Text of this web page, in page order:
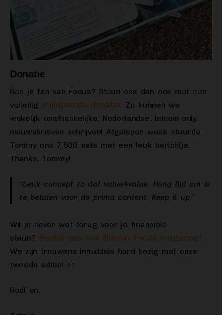
Donatie
Ben je fan van Focus? Steun ons dan ook met een
volledig vrijblijvende donatie. Zo kunnen we
wekelijk onafhankelijke, Nederlandse, bitcoin-only
nieuwsbrieven schrijven! Afgelopen week stuurde
Tommy ons 7.500 sats met een leuk berichtje.
Thanks, Tommy!
“Leuk concept zo dat value4value. Hoog tijd om is
te betalen voor de prima content. Keep it up.”
Wil je liever wat terug voor je financiële
steun? Bestel dan ons Bitcoin Focus magazine!
We zijn trouwens inmiddels hard bezig met onze
tweede editie! 👀
Hodl on,